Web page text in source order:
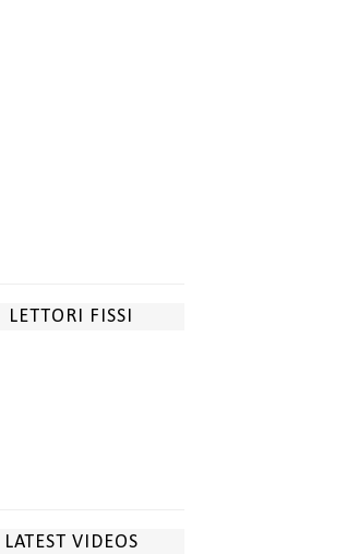
LETTORI FISSI
LATEST VIDEOS